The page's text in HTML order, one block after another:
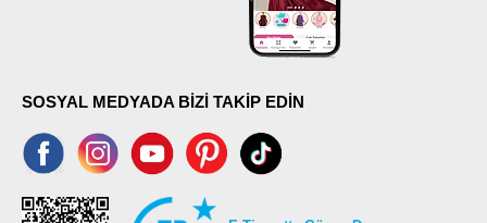
SOSYAL MEDYADA BİZİ TAKİP EDİN